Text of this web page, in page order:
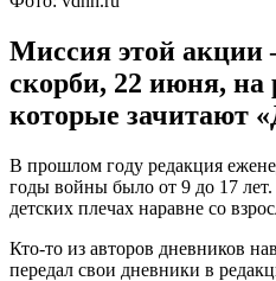
Миссия этой акции
скорби, 22 июня, на
которые зачитают
В прошлом году редакция
годы войны было от 9 до 17
детских плечах наравне со
Кто-то из авторов дневников
передал свои дневники в